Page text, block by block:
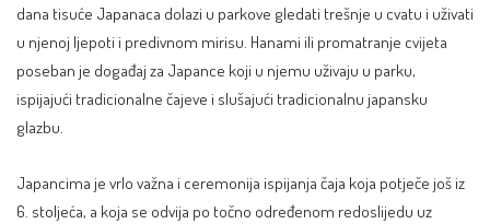
dana tisuće Japanaca dolazi u parkove gledati trešnje u cvatu i uživati
u njenoj ljepoti i predivnom mirisu. Hanami ili promatranje cvijeta
poseban je događaj za Japance koji u njemu uživaju u parku,
ispijajući tradicionalne čajeve i slušajući tradicionalnu japansku
glazbu.
Japancima je vrlo važna i ceremonija ispijanja čaja koja potječe još iz
6. stoljeća, a koja se odvija po točno određenom redoslijedu uz